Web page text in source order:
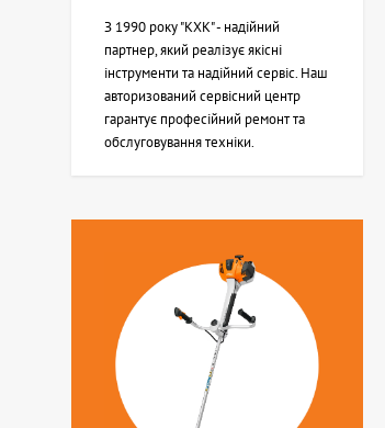
З 1990 року "КХК" - надійний
партнер, який реалізує якісні
інструменти та надійний сервіс. Наш
авторизований сервісний центр
гарантує професійний ремонт та
обслуговування техніки.